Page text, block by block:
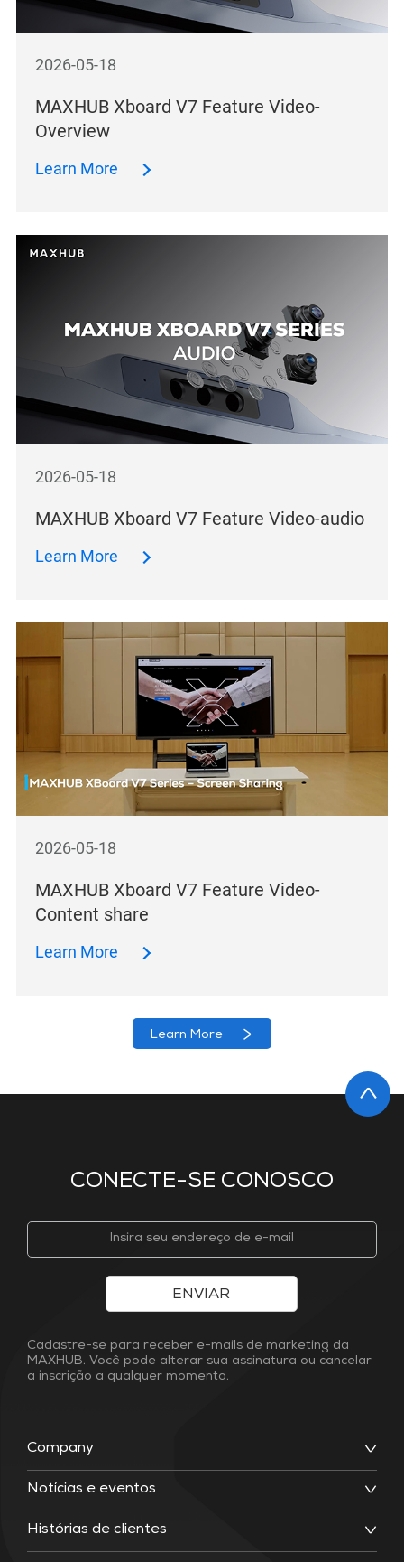
2026-05-18
MAXHUB Xboard V7 Feature Video-
Overview
Learn More
2026-05-18
MAXHUB Xboard V7 Feature Video-audio
Learn More
2026-05-18
MAXHUB Xboard V7 Feature Video-
Content share
Learn More
Learn More
CONECTE-SE CONOSCO
Company
Notícias e eventos
Histórias de clientes
ENVIAR
Cadastre-se para receber e-mails de marketing da
MAXHUB. Você pode alterar sua assinatura ou cancelar
a inscrição a qualquer momento.